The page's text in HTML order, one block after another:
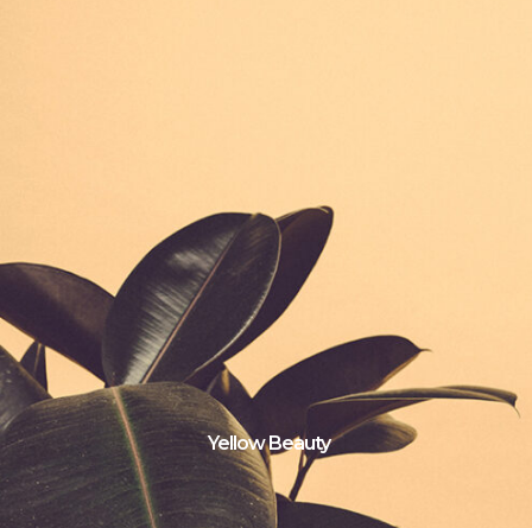
Yellow Beauty